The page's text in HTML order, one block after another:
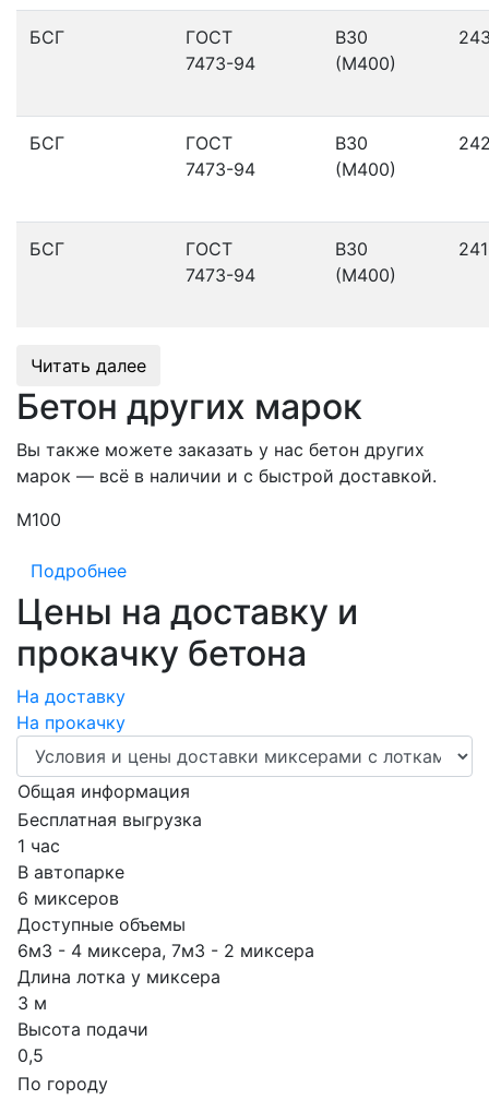
БСГ
ГОСТ
7473-94
В30
(М400)
БСГ
ГОСТ
7473-94
В30
(М400)
БСГ
ГОСТ
7473-94
В30
(М400)
Читать далее
Бетон других марок
Вы также можете заказать у нас бетон других
марок — всё в наличии и с быстрой доставкой.
М100
Подробнее
Цены на доставку и
прокачку бетона
На доставку
На прокачку
Общая информация
Бесплатная выгрузка
1 час
В автопарке
6 миксеров
Доступные объемы
6м3 - 4 миксера, 7м3 - 2 миксера
Длина лотка у миксера
3 м
Высота подачи
0,5
По городу